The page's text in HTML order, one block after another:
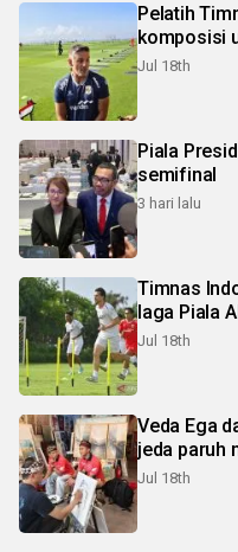
Pelatih
komposisi
Jul 18th
Piala
semifinal
3 hari lalu
Timnas
laga Piala
Jul 18th
Veda Ega
jeda paruh
Jul 18th